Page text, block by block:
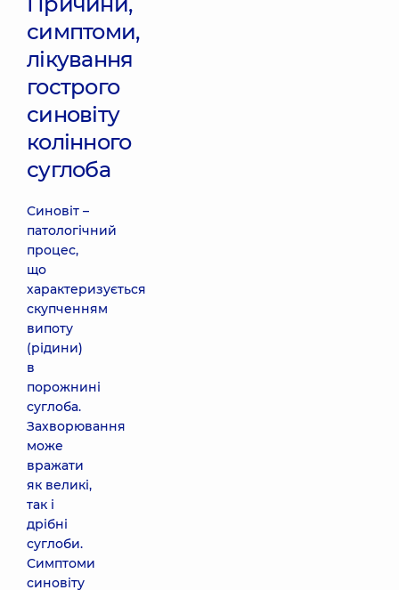
симптоми,
лікування
гострого
синовіту
колінного
суглоба
Синовіт –
патологічний
процес,
що
характеризується
скупченням
випоту
(рідини)
в
порожнині
суглоба.
Захворювання
може
вражати
як великі,
так і
дрібні
суглоби.
Симптоми
синовіту